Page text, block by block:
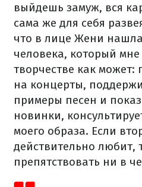
выйдешь замуж, вся
сама же для себя
что в лице Жени
человека, который мне
творчестве как может:
на концерты,
примеры песен и
новинки,
моего образа. Если
действительно любит,
препятствовать ни в